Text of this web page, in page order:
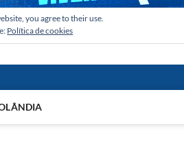
you agree to their use.
Política de cookies